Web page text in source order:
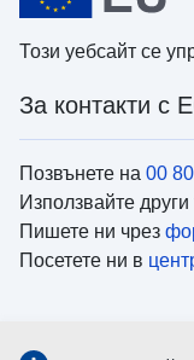
Този уебсайт се
За контакти с
Позвънете на 00
Използвайте други
Пишете ни чрез
Посетете ни в